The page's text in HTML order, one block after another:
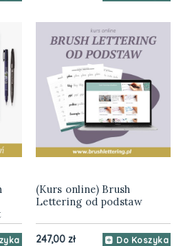
(Kurs online) Brush
Lettering od podstaw
247,00 zł Do Koszyka